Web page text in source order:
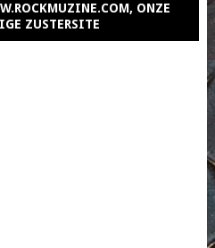
ONZE
ZUSTERSITE